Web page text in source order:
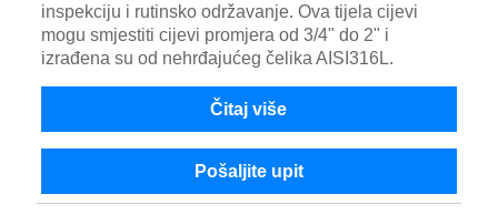
inspekciju i rutinsko održavanje. Ova tijela cijevi
mogu smjestiti cijevi promjera od 3/4" do 2" i
izrađena su od nehrđajućeg čelika AISI316L.
Čitaj više
Pošaljite upit